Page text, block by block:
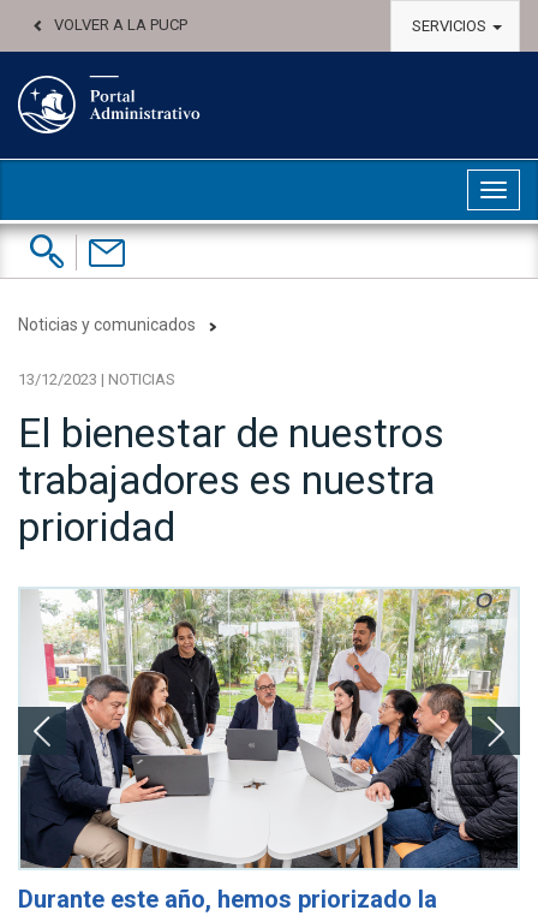
VOLVER A LA PUCP SERVICIOS
Buscar:
Contáctenos
Noticias y comunicados
13/12/2023 | NOTICIAS
El bienestar de nuestros
trabajadores es nuestra
prioridad
Durante este año, hemos priorizado la